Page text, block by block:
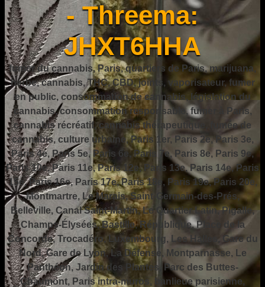
- Threema:
JHXT6HHA
fumer du cannabis, Paris, quartiers de Paris, marijuana,
herbe, cannabis, THC, CBD, joints, vaporisateur, fumer
en public, consommation de cannabis, législation du
cannabis, consommation responsable, fumer à Paris,
cannabis récréatif, cannabis thérapeutique, fumée de
cannabis, culture urbaine, Paris 1er, Paris 2e, Paris 3e,
Paris 4e, Paris 5e, Paris 6e, Paris 7e, Paris 8e, Paris 9e,
Paris 10e, Paris 11e, Paris 12e, Paris 13e, Paris 14e, Paris
15e, Paris 16e, Paris 17e, Paris 18e, Paris 19e, Paris 20e,
Montmartre, Le Marais, Saint-Germain-des-Prés,
Belleville, Canal Saint-Martin, Le Quartier Latin, Pigalle,
Champs-Élysées, Bastille, République, Place de la
Concorde, Trocadéro, Luxembourg, Les Halles, Gare du
Nord, Gare de Lyon, La Défense, Montparnasse, Le
Panthéon, Jardin des Plantes, Parc des Buttes-
Chaumont, Paris intra-muros, banlieue parisienne,